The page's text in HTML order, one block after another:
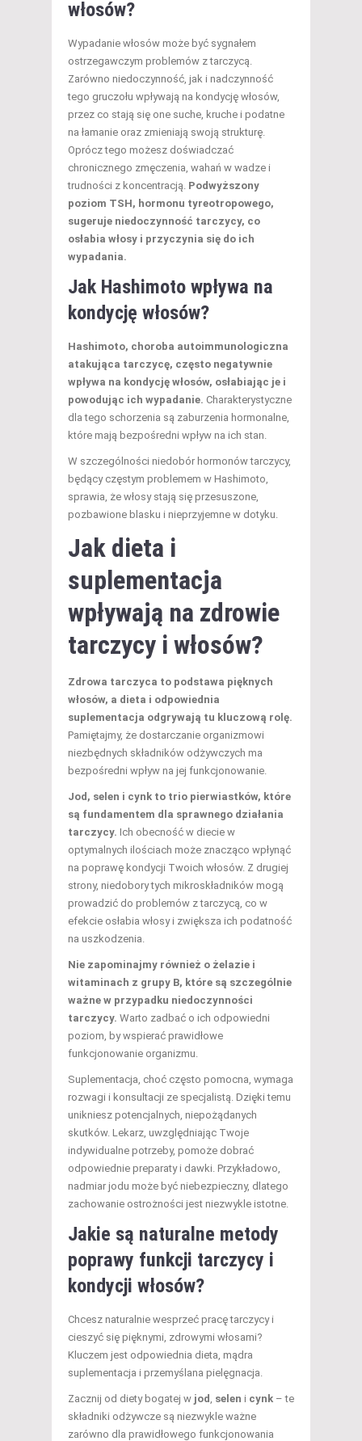
włosów?
Wypadanie włosów może być sygnałem
ostrzegawczym problemów z tarczycą.
Zarówno niedoczynność, jak i nadczynność
tego gruczołu wpływają na kondycję włosów,
przez co stają się one suche, kruche i podatne
na łamanie oraz zmieniają swoją strukturę.
Oprócz tego możesz doświadczać
chronicznego zmęczenia, wahań w wadze i
trudności z koncentracją. Podwyższony
poziom TSH, hormonu tyreotropowego,
sugeruje niedoczynność tarczycy, co
osłabia włosy i przyczynia się do ich
wypadania.
Jak Hashimoto wpływa na
kondycję włosów?
Hashimoto, choroba autoimmunologiczna
atakująca tarczycę, często negatywnie
wpływa na kondycję włosów, osłabiając je i
powodując ich wypadanie. Charakterystyczne
dla tego schorzenia są zaburzenia hormonalne,
które mają bezpośredni wpływ na ich stan.
W szczególności niedobór hormonów tarczycy,
będący częstym problemem w Hashimoto,
sprawia, że włosy stają się przesuszone,
pozbawione blasku i nieprzyjemne w dotyku.
Jak dieta i
suplementacja
wpływają na zdrowie
tarczycy i włosów?
Zdrowa tarczyca to podstawa pięknych
włosów, a dieta i odpowiednia
suplementacja odgrywają tu kluczową rolę.
Pamiętajmy, że dostarczanie organizmowi
niezbędnych składników odżywczych ma
bezpośredni wpływ na jej funkcjonowanie.
Jod, selen i cynk to trio pierwiastków, które
są fundamentem dla sprawnego działania
tarczycy. Ich obecność w diecie w
optymalnych ilościach może znacząco wpłynąć
na poprawę kondycji Twoich włosów. Z drugiej
strony, niedobory tych mikroskładników mogą
prowadzić do problemów z tarczycą, co w
efekcie osłabia włosy i zwiększa ich podatność
na uszkodzenia.
Nie zapominajmy również o żelazie i
witaminach z grupy B, które są szczególnie
ważne w przypadku niedoczynności
tarczycy. Warto zadbać o ich odpowiedni
poziom, by wspierać prawidłowe
funkcjonowanie organizmu.
Suplementacja, choć często pomocna, wymaga
rozwagi i konsultacji ze specjalistą. Dzięki temu
unikniesz potencjalnych, niepożądanych
skutków. Lekarz, uwzględniając Twoje
indywidualne potrzeby, pomoże dobrać
odpowiednie preparaty i dawki. Przykładowo,
nadmiar jodu może być niebezpieczny, dlatego
zachowanie ostrożności jest niezwykle istotne.
Jakie są naturalne metody
poprawy funkcji tarczycy i
kondycji włosów?
Chcesz naturalnie wesprzeć pracę tarczycy i
cieszyć się pięknymi, zdrowymi włosami?
Kluczem jest odpowiednia dieta, mądra
suplementacja i przemyślana pielęgnacja.
Zacznij od diety bogatej w jod, selen i cynk – te
składniki odżywcze są niezwykle ważne
zarówno dla prawidłowego funkcjonowania